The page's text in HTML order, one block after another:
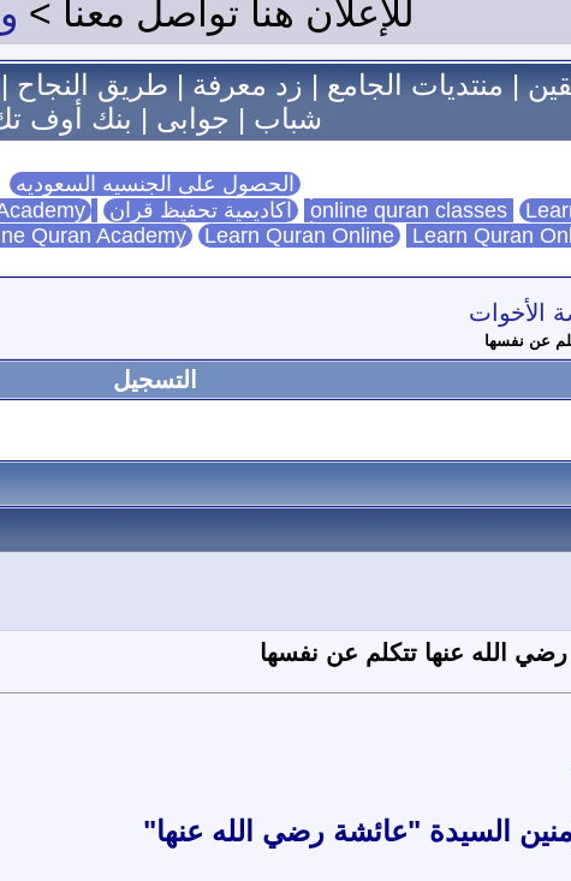
للإعلان هنا تواصل معنا >
|منتديات الجامع|زد معرفة|طريق النجاح
شباب | جوابى | بنك أوف
الحصول على الجنسيه السعوديه
اكاديمية تحفيظ قران
Quran Academy Learn Quran Online Learn Quran
الأخوات
عن نفسها
التسجيل
الله عنها تتكلم عن نفسها
السيدة "عائشة رضي الله عنها"